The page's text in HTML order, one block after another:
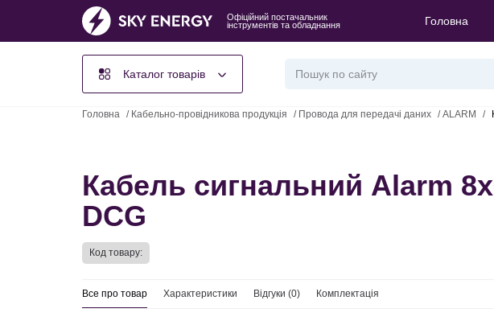
Офіційний постачальник
інструментів та обладнання
Головна
Каталог товарів
Головна / Кабельно-провідникова продукція / Провода для передачі даних /ALARM /
Кабель сигнальний Alarm
DCG
Код товару:
Все про товар Характеристики Відгуки (0) Комплектація